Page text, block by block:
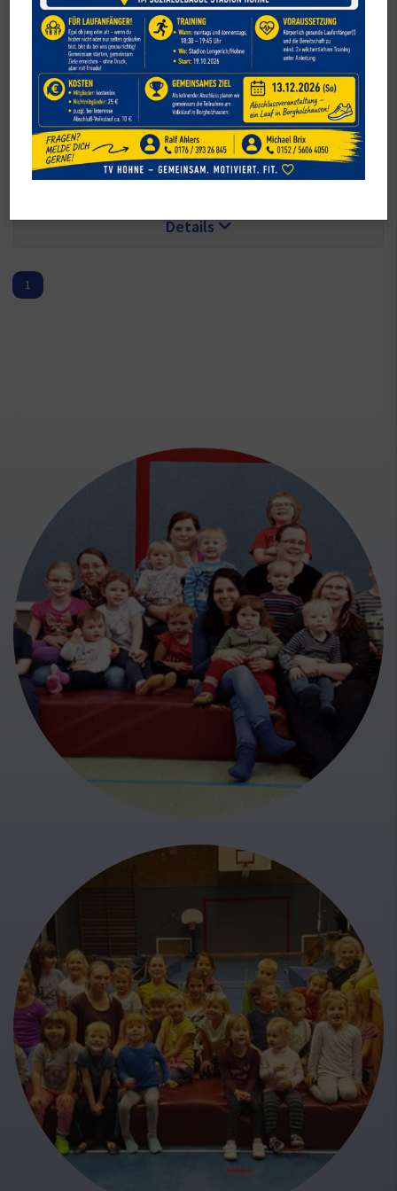
Wochentag: Montag
Zeit: 16:00–17:00
Angebot: Eltern-Kind-Gruppe
Sporthalle Grundschule Ho
hne
Details
1